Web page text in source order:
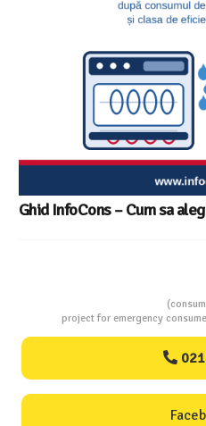
project for emergency